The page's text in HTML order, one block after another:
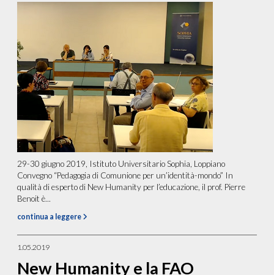
29-30 giugno 2019, Istituto Universitario Sophia, Loppiano
Convegno “Pedagogia di Comunione per un’identità-mondo” In
qualità di esperto di New Humanity per l’educazione, il prof. Pierre
Benoit è...
continua a leggere
1.05.2019
New Humanity e la FAO